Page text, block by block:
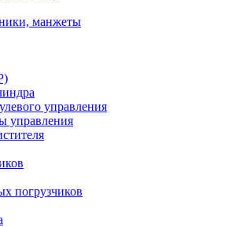
манжеты
управления
управления
погрузчиков